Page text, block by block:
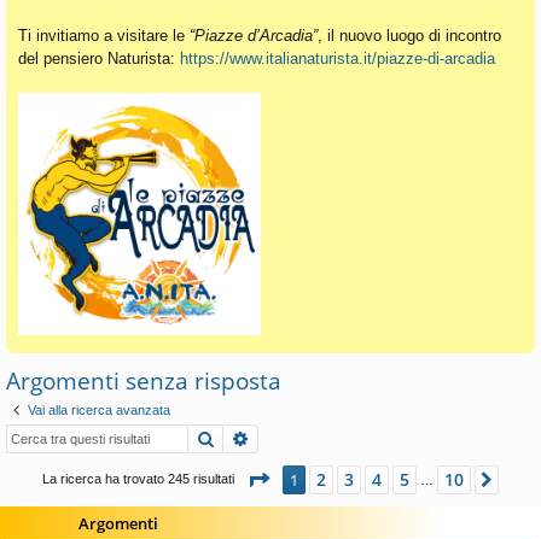
Ti invitiamo a visitare le “Piazze d’Arcadia”, il nuovo luogo di incontro
del pensiero Naturista: https://www.italianaturista.it/piazze-di-arcadia
Argomenti senza risposta
Vai alla ricerca avanzata
Cerca
La ricerca ha trovato 245 risultati Pagina di 10
1 2 3 4 5 10
Argomenti